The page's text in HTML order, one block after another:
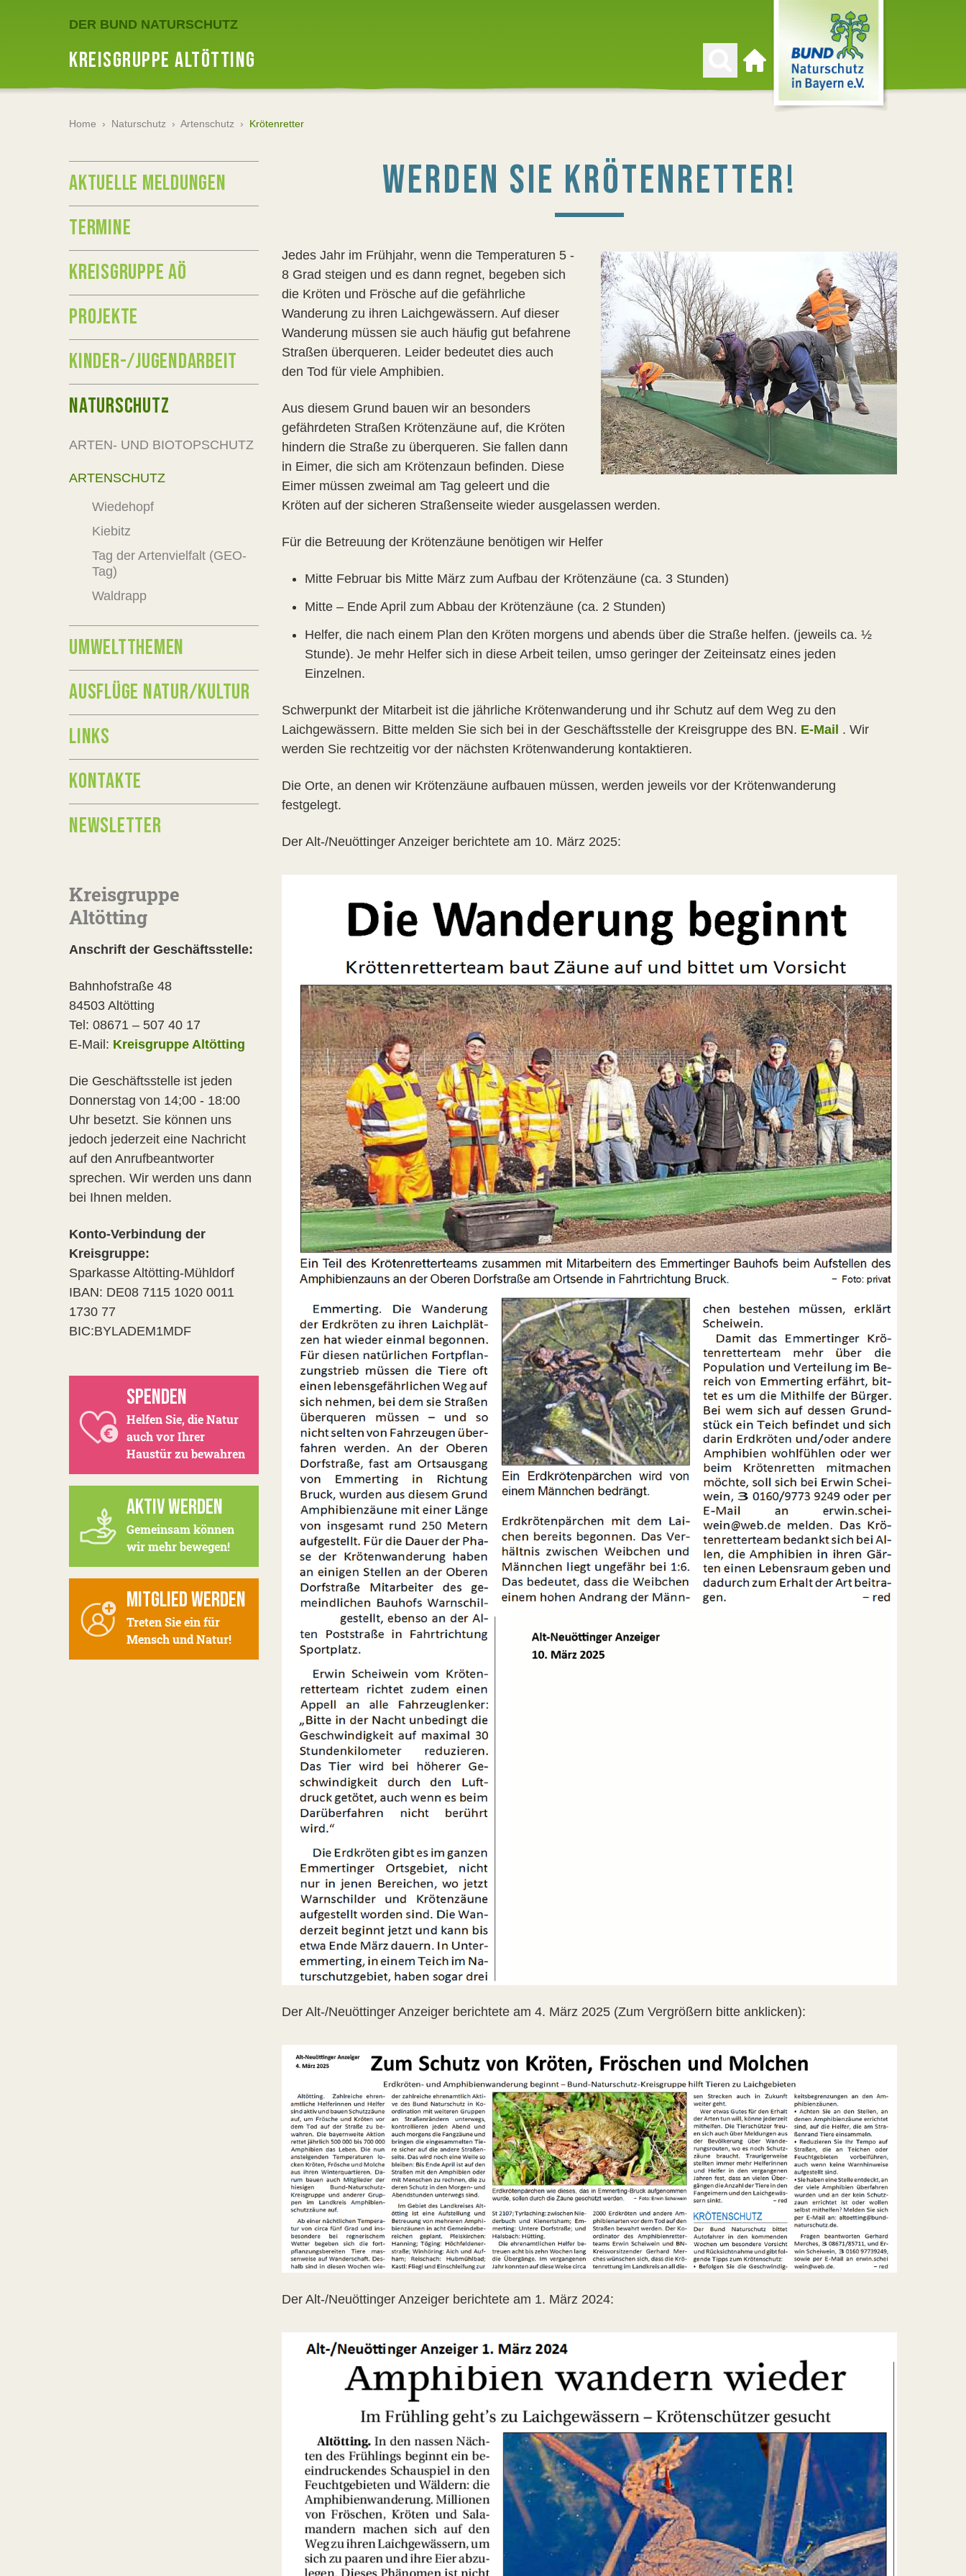
DER BUND NATURSCHUTZ
KREISGRUPPE ALTÖTTING
Zur Startseite
Home › Naturschutz › Artenschutz › Krötenretter
WERDEN SIE KRÖTENRETTER!
Jedes Jahr im Frühjahr, wenn die Temperaturen 5 -
8 Grad steigen und es dann regnet, begeben sich
die Kröten und Frösche auf die gefährliche
Wanderung zu ihren Laichgewässern. Auf dieser
Wanderung müssen sie auch häufig gut befahrene
Straßen überqueren. Leider bedeutet dies auch
den Tod für viele Amphibien.
Aus diesem Grund bauen wir an besonders
gefährdeten Straßen Krötenzäune auf, die Kröten
hindern die Straße zu überqueren. Sie fallen dann
in Eimer, die sich am Krötenzaun befinden. Diese
Eimer müssen zweimal am Tag geleert und die
Kröten auf der sicheren Straßenseite wieder ausgelassen werden.
Für die Betreuung der Krötenzäune benötigen wir Helfer
Mitte Februar bis Mitte März zum Aufbau der Krötenzäune (ca. 3 Stunden)
Mitte – Ende April zum Abbau der Krötenzäune (ca. 2 Stunden)
Helfer, die nach einem Plan den Kröten morgens und abends über die Straße helfen. (jeweils ca. ½
Stunde). Je mehr Helfer sich in diese Arbeit teilen, umso geringer der Zeiteinsatz eines jeden
Einzelnen.
Schwerpunkt der Mitarbeit ist die jährliche Krötenwanderung und ihr Schutz auf dem Weg zu den
Laichgewässern. Bitte melden Sie sich bei in der Geschäftsstelle der Kreisgruppe des BN. E-Mail . Wir
werden Sie rechtzeitig vor der nächsten Krötenwanderung kontaktieren.
Die Orte, an denen wir Krötenzäune aufbauen müssen, werden jeweils vor der Krötenwanderung
festgelegt.
Der Alt-/Neuöttinger Anzeiger berichtete am 10. März 2025:
Der Alt-/Neuöttinger Anzeiger berichtete am 4. März 2025 (Zum Vergrößern bitte anklicken):
Der Alt-/Neuöttinger Anzeiger berichtete am 1. März 2024:
AKTUELLE MELDUNGEN
TERMINE
KREISGRUPPE AÖ
PROJEKTE
KINDER-/JUGENDARBEIT
NATURSCHUTZ
ARTEN- UND BIOTOPSCHUTZ
ARTENSCHUTZ
Wiedehopf
Kiebitz
Tag der Artenvielfalt (GEO-
Tag)
Waldrapp
UMWELTTHEMEN
AUSFLÜGE NATUR/KULTUR
LINKS
KONTAKTE
NEWSLETTER
Kreisgruppe
Altötting
Anschrift der Geschäftsstelle:
Bahnhofstraße 48
84503 Altötting
Tel: 08671 – 507 40 17
E-Mail: Kreisgruppe Altötting
Die Geschäftsstelle ist jeden
Donnerstag von 14;00 - 18:00
Uhr besetzt. Sie können uns
jedoch jederzeit eine Nachricht
auf den Anrufbeantworter
sprechen. Wir werden uns dann
bei Ihnen melden.
Konto-Verbindung der
Kreisgruppe:
Sparkasse Altötting-Mühldorf
IBAN: DE08 7115 1020 0011
1730 77
BIC:BYLADEM1MDF
SPENDEN
Helfen Sie, die Natur
auch vor Ihrer
Haustür zu bewahren
AKTIV WERDEN
Gemeinsam können
wir mehr bewegen!
MITGLIED WERDEN
Treten Sie ein für
Mensch und Natur!